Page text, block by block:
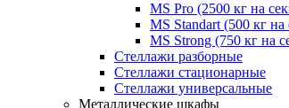
MS Pro (2500 кг на
MS Standart (500 кг
MS Strong (750 кг на
Стеллажи разборные
Стеллажи стационарные
Стеллажи универсальные
Металлические шкафы